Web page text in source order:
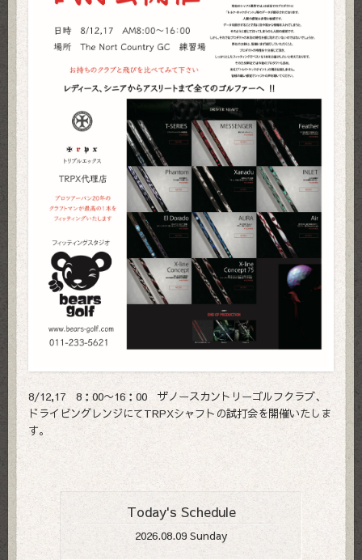
8/12,17 8：00〜16：00 ザノースカントリーゴルフクラブ、
ドライビングレンジにてTRPXシャフトの試打会を開催いたしま
す。
Today's Schedule
2026.08.09 Sunday